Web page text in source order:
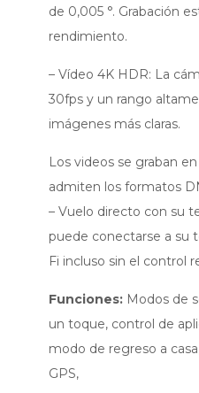
de 0,005 °. Grabación
rendimiento.
– Vídeo 4K HDR: La
30fps y un rango
imágenes más claras.
Los videos se graban
admiten los formatos
– Vuelo directo con su
puede conectarse a su
Fi incluso sin el control
Funciones: Modos de
un toque, control de
modo de regreso a
GPS,